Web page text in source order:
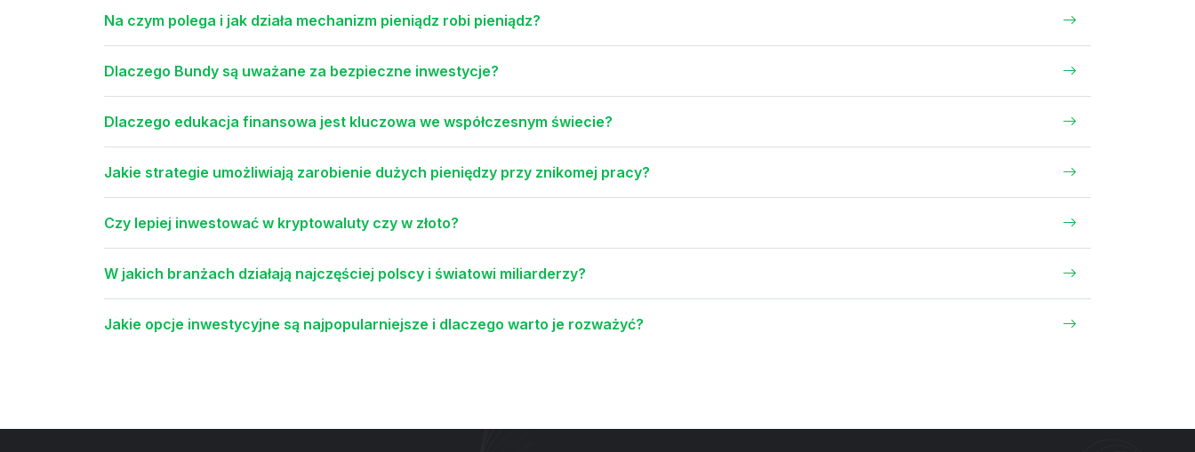
Na czym polega i jak działa mechanizm pieniądz robi pieniądz?
Dlaczego Bundy są uważane za bezpieczne inwestycje?
Dlaczego edukacja finansowa jest kluczowa we współczesnym świecie?
Jakie strategie umożliwiają zarobienie dużych pieniędzy przy znikomej pracy?
Czy lepiej inwestować w kryptowaluty czy w złoto?
W jakich branżach działają najczęściej polscy i światowi miliarderzy?
Jakie opcje inwestycyjne są najpopularniejsze i dlaczego warto je rozważyć?